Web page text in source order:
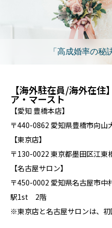
「高成婚率の秘
【海外駐在員/海外在住
ア・マースト
【愛知 豊橋本店】
〒440-0862 愛知県豊橋市向山
【東京店】
〒130-0022 東京都墨田区江
【名古屋サロン】
〒450-0002 愛知県名古屋市
駅1st 2階
※東京店と名古屋サロンは、